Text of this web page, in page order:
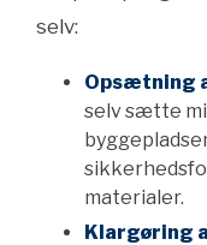
selv:
Opsætning
selv sætte
materialer.
Klargøring